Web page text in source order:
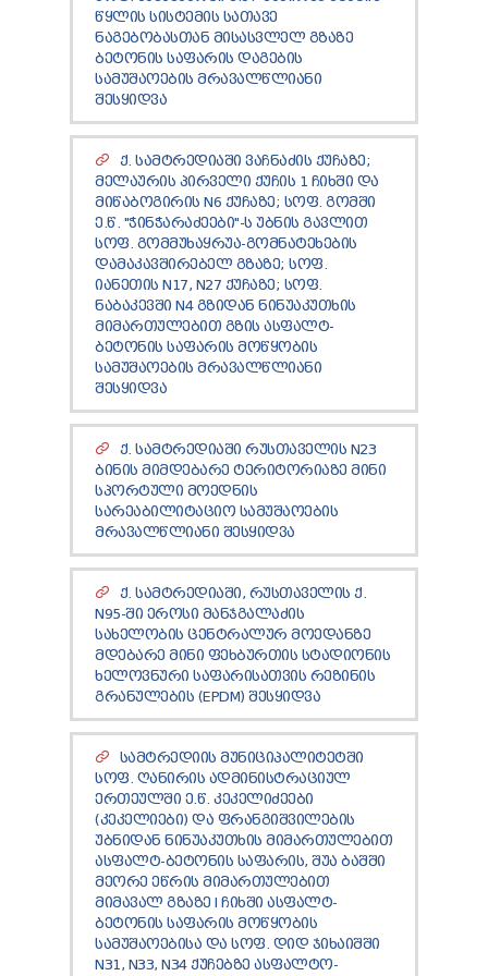
REPORT TO BE SUBMITTED TO PRESIDENT AND
REQUEST OF PUBLIC INFORMATION
PERSONAL DATA PROTECTION OFFICER
LEGAL DECISIONS
APPEAL RULES
ᲬᲧᲚᲘᲡ ᲡᲘᲡᲢᲔᲛᲘᲡ ᲡᲐᲗᲐᲕᲔ
ᲜᲐᲒᲔᲑᲝᲑᲐᲡᲗᲐᲜ ᲛᲘᲡᲐᲡᲕᲚᲔᲚ ᲒᲖᲐᲖᲔ
ᲑᲔᲢᲝᲜᲘᲡ ᲡᲐᲤᲐᲠᲘᲡ ᲓᲐᲒᲔᲑᲘᲡ
ᲡᲐᲛᲣᲨᲐᲝᲔᲑᲘᲡ ᲛᲠᲐᲕᲐᲚᲬᲚᲘᲐᲜᲘ
ᲨᲔᲡᲧᲘᲓᲕᲐ
Ქ. ᲡᲐᲛᲢᲠᲔᲓᲘᲐᲨᲘ ᲕᲐᲩᲜᲐᲫᲘᲡ ᲥᲣᲩᲐᲖᲔ;
ᲛᲔᲚᲐᲣᲠᲘᲡ ᲞᲘᲠᲕᲔᲚᲘ ᲥᲣᲩᲘᲡ 1 ᲩᲘᲮᲨᲘ ᲓᲐ
ᲛᲘᲬᲐᲑᲝᲒᲘᲠᲘᲡ N6 ᲥᲣᲩᲐᲖᲔ; ᲡᲝᲤ. ᲒᲝᲛᲨᲘ
Ე.Წ. "ᲭᲘᲜᲭᲐᲠᲐᲫᲔᲔᲑᲘ"-Ს ᲣᲑᲜᲘᲡ ᲒᲐᲕᲚᲘᲗ
ᲡᲝᲤ. ᲒᲝᲛᲛᲣᲮᲐᲧᲠᲣᲐ-ᲒᲝᲛᲜᲐᲢᲔᲮᲔᲑᲘᲡ
ᲓᲐᲛᲐᲙᲐᲕᲨᲘᲠᲔᲑᲔᲚ ᲒᲖᲐᲖᲔ; ᲡᲝᲤ.
ᲘᲐᲜᲔᲗᲘᲡ N17, N27 ᲥᲣᲩᲐᲖᲔ; ᲡᲝᲤ.
ᲜᲐᲑᲐᲙᲔᲕᲨᲘ N4 ᲒᲖᲘᲓᲐᲜ ᲜᲘᲜᲣᲐᲙᲣᲗᲮᲘᲡ
ᲛᲘᲛᲐᲠᲗᲣᲚᲔᲑᲘᲗ ᲒᲖᲘᲡ ᲐᲡᲤᲐᲚᲢ-
ᲑᲔᲢᲝᲜᲘᲡ ᲡᲐᲤᲐᲠᲘᲡ ᲛᲝᲬᲧᲝᲑᲘᲡ
ᲡᲐᲛᲣᲨᲐᲝᲔᲑᲘᲡ ᲛᲠᲐᲕᲐᲚᲬᲚᲘᲐᲜᲘ
ᲨᲔᲡᲧᲘᲓᲕᲐ
Ქ. ᲡᲐᲛᲢᲠᲔᲓᲘᲐᲨᲘ ᲠᲣᲡᲗᲐᲕᲔᲚᲘᲡ N23
ᲑᲘᲜᲘᲡ ᲛᲘᲛᲓᲔᲑᲐᲠᲔ ᲢᲔᲠᲘᲢᲝᲠᲘᲐᲖᲔ ᲛᲘᲜᲘ
ᲡᲞᲝᲠᲢᲣᲚᲘ ᲛᲝᲔᲓᲜᲘᲡ
ᲡᲐᲠᲔᲐᲑᲘᲚᲘᲢᲐᲪᲘᲝ ᲡᲐᲛᲣᲨᲐᲝᲔᲑᲘᲡ
ᲛᲠᲐᲕᲐᲚᲬᲚᲘᲐᲜᲘ ᲨᲔᲡᲧᲘᲓᲕᲐ
Ქ. ᲡᲐᲛᲢᲠᲔᲓᲘᲐᲨᲘ, ᲠᲣᲡᲗᲐᲕᲔᲚᲘᲡ Ქ.
N95-ᲨᲘ ᲔᲠᲝᲡᲘ ᲛᲐᲜᲯᲒᲐᲚᲐᲫᲘᲡ
ᲡᲐᲮᲔᲚᲝᲑᲘᲡ ᲪᲔᲜᲢᲠᲐᲚᲣᲠ ᲛᲝᲔᲓᲐᲜᲖᲔ
ᲛᲓᲔᲑᲐᲠᲔ ᲛᲘᲜᲘ ᲤᲔᲮᲑᲣᲠᲗᲘᲡ ᲡᲢᲐᲓᲘᲝᲜᲘᲡ
ᲮᲔᲚᲝᲕᲜᲣᲠᲘ ᲡᲐᲤᲐᲠᲘᲡᲐᲗᲕᲘᲡ ᲠᲔᲖᲘᲜᲘᲡ
ᲒᲠᲐᲜᲣᲚᲔᲑᲘᲡ (EPDM) ᲨᲔᲡᲧᲘᲓᲕᲐ
ᲡᲐᲛᲢᲠᲔᲓᲘᲘᲡ ᲛᲣᲜᲘᲪᲘᲞᲐᲚᲘᲢᲔᲢᲨᲘ
ᲡᲝᲤ. ᲦᲐᲜᲘᲠᲘᲡ ᲐᲓᲛᲘᲜᲘᲡᲢᲠᲐᲪᲘᲣᲚ
ᲔᲠᲗᲔᲣᲚᲨᲘ Ე.Წ. ᲙᲔᲙᲔᲚᲘᲫᲔᲔᲑᲘ
(ᲙᲔᲙᲔᲚᲘᲔᲑᲘ) ᲓᲐ ᲤᲠᲐᲜᲒᲘᲨᲕᲘᲚᲔᲑᲘᲡ
ᲣᲑᲜᲘᲓᲐᲜ ᲜᲘᲜᲣᲐᲙᲣᲗᲮᲘᲡ ᲛᲘᲛᲐᲠᲗᲣᲚᲔᲑᲘᲗ
ᲐᲡᲤᲐᲚᲢ-ᲑᲔᲢᲝᲜᲘᲡ ᲡᲐᲤᲐᲠᲘᲡ, ᲨᲣᲐ ᲑᲐᲨᲨᲘ
ᲛᲔᲝᲠᲔ ᲔᲬᲠᲘᲡ ᲛᲘᲛᲐᲠᲗᲣᲚᲔᲑᲘᲗ
ᲛᲘᲛᲐᲕᲐᲚ ᲒᲖᲐᲖᲔ I ᲩᲘᲮᲨᲘ ᲐᲡᲤᲐᲚᲢ-
ᲑᲔᲢᲝᲜᲘᲡ ᲡᲐᲤᲐᲠᲘᲡ ᲛᲝᲬᲧᲝᲑᲘᲡ
ᲡᲐᲛᲣᲨᲐᲝᲔᲑᲘᲡᲐ ᲓᲐ ᲡᲝᲤ. ᲓᲘᲓ ᲯᲘᲮᲐᲘᲨᲨᲘ
N31, N33, N34 ᲥᲣᲩᲔᲑᲖᲔ ᲐᲡᲤᲐᲚᲢᲝ-